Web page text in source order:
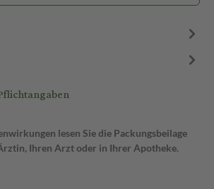
lesen Sie die Packungsbeilage
Ihren Arzt oder in Ihrer Apotheke.